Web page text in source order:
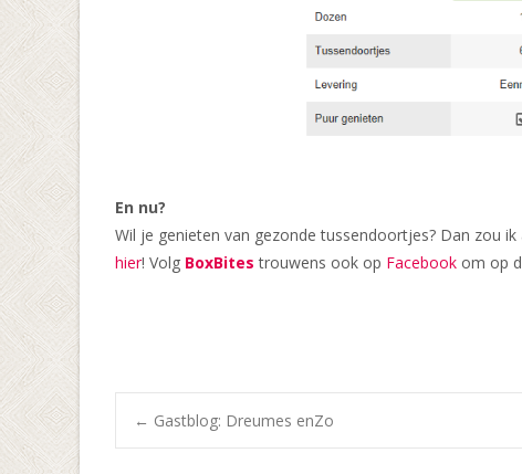
En nu?
Wil je genieten van gezonde tussendoortjes? Dan zou
hier! Volg BoxBites trouwens ook op Facebook om op
Bericht
← Gastblog: Dreumes enZo